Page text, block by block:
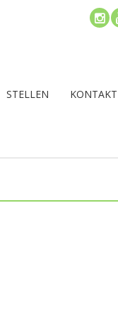
STELLEN KONTAKT